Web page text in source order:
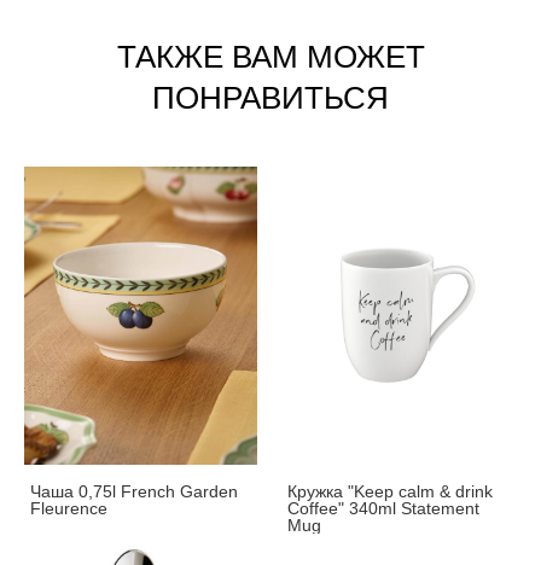
ТАКЖЕ ВАМ МОЖЕТ
ПОНРАВИТЬСЯ
Чаша 0,75l French Garden
Fleurence
Кружка "Keep calm & drink
Coffee" 340ml Statement
Mug